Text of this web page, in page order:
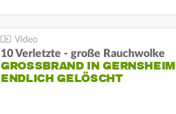
10 Verletzte - große Rauchwolke
GROSSBRAND IN GERNSHEIM E
NDLICH GELÖSCHT